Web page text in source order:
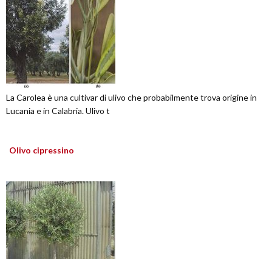
La Carolea è una cultivar di ulivo che probabilmente trova origine in
Lucania e in Calabria. Ulivo t
Olivo cipressino